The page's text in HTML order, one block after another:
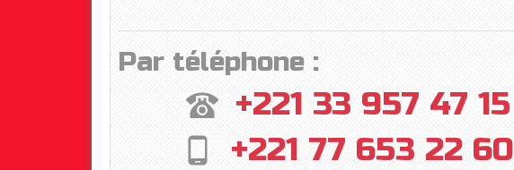
Par téléphone :
+221 33 957 47 15
+221 77 653 22 60